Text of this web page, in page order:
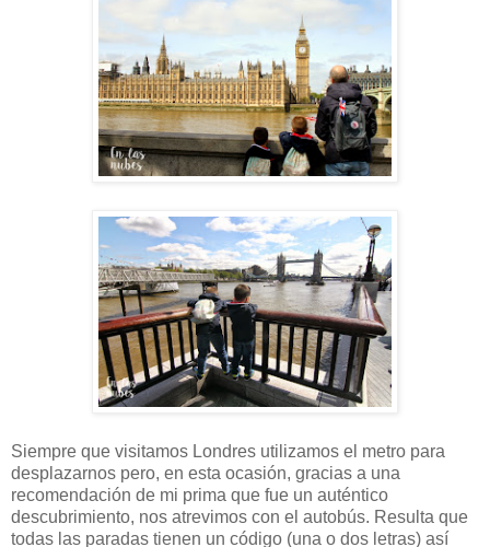
Siempre que visitamos Londres utilizamos el metro para
desplazarnos pero, en esta ocasión, gracias a una
recomendación de mi prima que fue un auténtico
descubrimiento, nos atrevimos con el autobús. Resulta que
todas las paradas tienen un código (una o dos letras) así